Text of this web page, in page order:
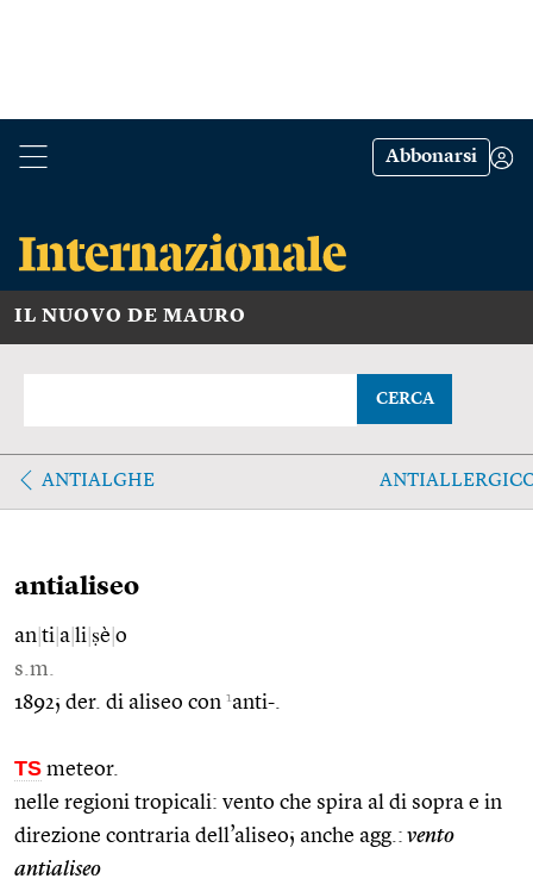
Abbonarsi
IL NUOVO DE MAURO
CERCA
ANTIALGHE
antialiseo
an ti a li ṣè o
s.m.
1892; der. di aliseo con 1anti-.
TS meteor.
nelle regioni tropicali: vento che spira al di sopra e in
direzione contraria dell’aliseo; anche agg.: vento
antialiseo